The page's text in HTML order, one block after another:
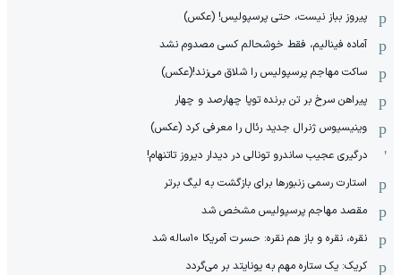
پیروز بباز نیست، حتی پرسپولیس! (عکس)
آماده فینالیم، فقط خوشحالم کسی مصدوم نشد
ساکت مهاجم پرسپولیس را شلاق می‌زند!(عکس)
پیراهن سرخ بر تن برنده توپا چهارصد و چهار
وینیسیوس ژنرال جدید رئال را معرفی کرد (عکس)
درگیری عجیب ساندرو تونالی در دیدار دیروز تاتنهام!
استارت رسمی زنبورها برای بازگشت به لیگ برتر
مقصد مهاجم پرسپولیس مشخص شد
نقره، نقره و باز هم نقره: حسرت آمریکا ۱۰‌ساله شد
کریک: یک ستاره مهم به یونایتد بر می‌گردد